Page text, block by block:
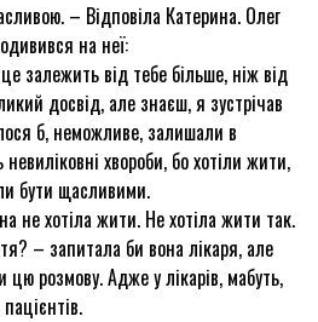
– Відповіла Катерина. Олег
на неї:
залежить від тебе більше, ніж від
досвід, але знаєш, я зустрічав
б, неможливе, залишали в
хвороби, бо хотіли жити,
бути щасливими.
не хотіла жити. Не хотіла жити так.
– запитала би вона лікаря, але
розмову. Адже у лікарів, мабуть,